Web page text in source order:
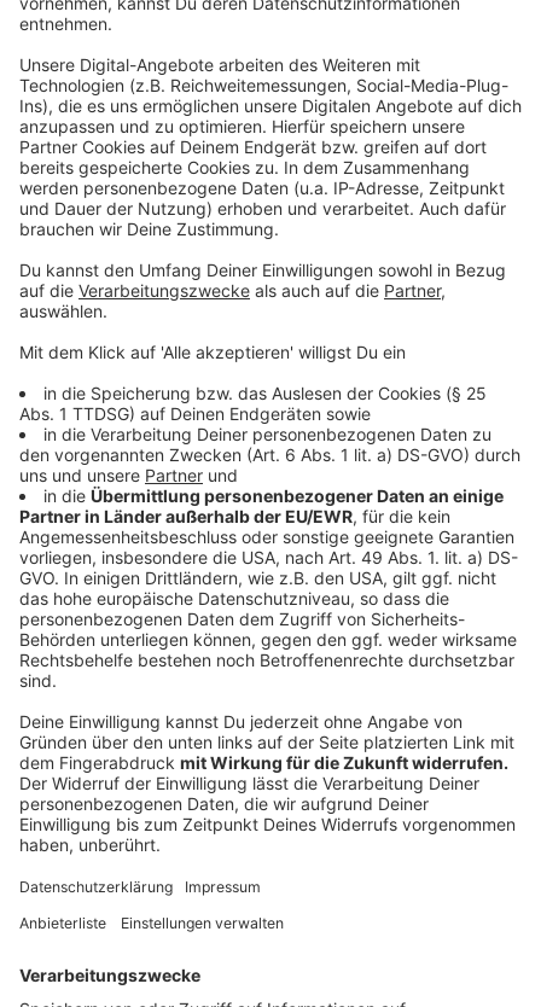
Das stimmt natürlich nicht. "Zuckerfreies Kaugummi
ist gut, wenn man unterwegs ist und die Zähne nicht
putzen kann. Die Zahnbürste ersetzen, kann es aber
auf gar keinen Fall“, sagt der Zahnarzt.
Anzeige
Mythos 8: Karies ist nicht ansteckend.
Theoretisch ist Karies tatsächlich ansteckend, in der
Praxis spielt das aber keine Rolle. Tobias Gerhaupt
erklärt: "Es gibt bestimmte Bakterien, die Karies
auslösen. Die werden über Tröpfchen übertragen. Da
jedes Kind mal von den Eltern ein Küsschen kriegt,
kriegt man die schon als Kind übertragen. Also die hat
jeder von uns.“ Selbst wenn wir jemanden küssen der
akuten Karies hat, müssen wir uns keine Sorgen
machen, sagt der Arzt: "Dafür bräuchte es dann noch
Zucker und Säure. Wenn man gut die Zähne putzt,
Anzeige
Mythos 9: Schlechte Zähne können vererbt
werden.